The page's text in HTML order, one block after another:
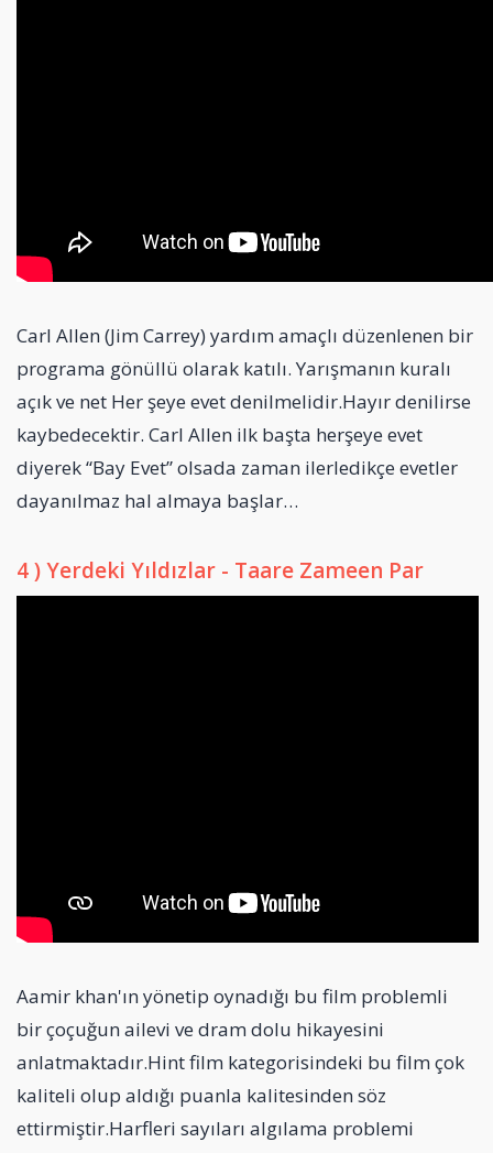
Carl Allen (Jim Carrey) yardım amaçlı düzenlenen bir
programa gönüllü olarak katılı. Yarışmanın kuralı
açık ve net Her şeye evet denilmelidir.Hayır denilirse
kaybedecektir. Carl Allen ilk başta herşeye evet
diyerek “Bay Evet” olsada zaman ilerledikçe evetler
dayanılmaz hal almaya başlar…
4 ) Yerdeki Yıldızlar - Taare Zameen Par
Aamir khan'ın yönetip oynadığı bu film problemli
bir çoçuğun ailevi ve dram dolu hikayesini
anlatmaktadır.Hint film kategorisindeki bu film çok
kaliteli olup aldığı puanla kalitesinden söz
ettirmiştir.Harfleri sayıları algılama problemi